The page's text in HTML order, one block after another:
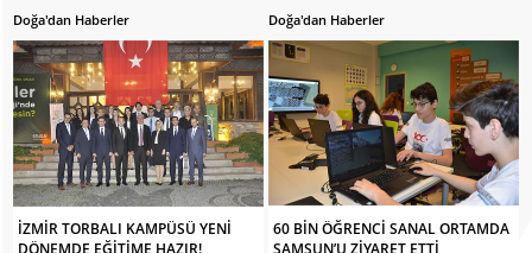
Doğa'dan Haberler
İZMİR TORBALI KAMPÜSÜ YENİ
DÖNEMDE EĞİTİME HAZIR!
Doğa'dan Haberler
60 BİN ÖĞRENCİ SANAL ORTAMDA
SAMSUN’U ZİYARET ETTİ